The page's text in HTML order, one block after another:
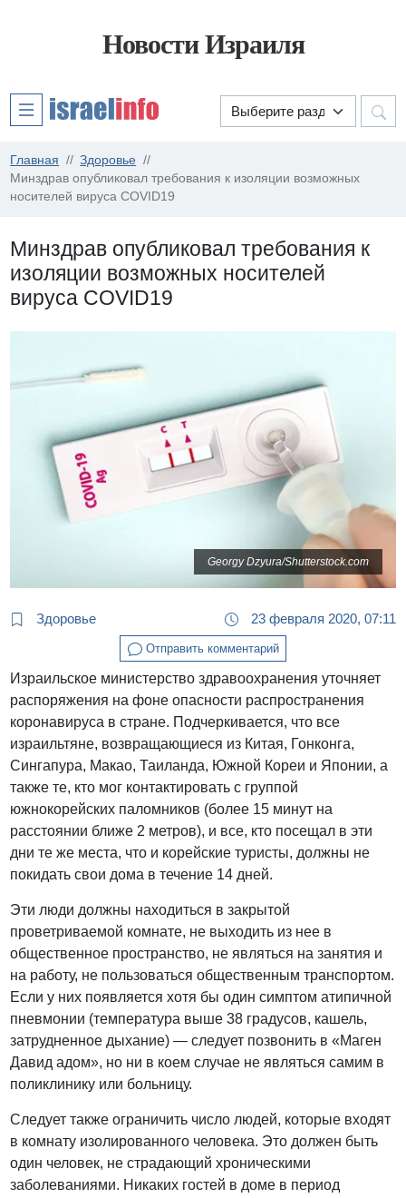
Новости Израиля
Главная
Здоровье
Минздрав опубликовал требования к изоляции возможных
носителей вируса COVID19
Минздрав опубликовал требования к
изоляции возможных носителей
вируса COVID19
Georgy Dzyura/Shutterstock.com
Здоровье 23 февраля 2020, 07:11
Отправить комментарий
Израильское министерство здравоохранения уточняет
распоряжения на фоне опасности распространения
коронавируса в стране. Подчеркивается, что все
израильтяне, возвращающиеся из Китая, Гонконга,
Сингапура, Макао, Таиланда, Южной Кореи и Японии, а
также те, кто мог контактировать с группой
южнокорейских паломников (более 15 минут на
расстоянии ближе 2 метров), и все, кто посещал в эти
дни те же места, что и корейские туристы, должны не
покидать свои дома в течение 14 дней.
Эти люди должны находиться в закрытой
проветриваемой комнате, не выходить из нее в
общественное пространство, не являться на занятия и
на работу, не пользоваться общественным транспортом.
Если у них появляется хотя бы один симптом атипичной
пневмонии (температура выше 38 градусов, кашель,
затрудненное дыхание) — следует позвонить в «Маген
Давид адом», но ни в коем случае не являться самим в
поликлинику или больницу.
Следует также ограничить число людей, которые входят
в комнату изолированного человека. Это должен быть
один человек, не страдающий хроническими
заболеваниями. Никаких гостей в доме в период